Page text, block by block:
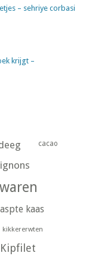
– sehriye corbasi
krijgt –
cacao
kaas
kikkererwten
Kipfilet